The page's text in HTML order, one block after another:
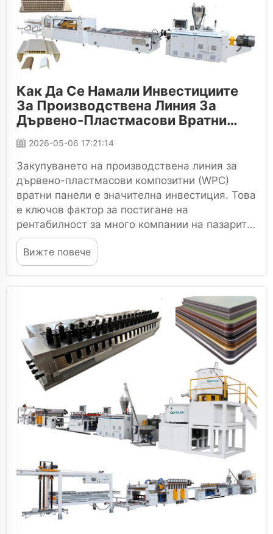
Как Да Се Намали Инвестициите
За Производствена Линия За
Дървено-Пластмасови Вратни
Панели?
2026-05-06 17:21:14
Закупуването на производствена линия за
дървено-пластмасови композитни (WPC)
вратни панели е значителна инвестиция. Това
е ключов фактор за постигане на
рентабилност за много компании на пазарите
във Виетнам, Индонезия, Саудитска Арабия
или Турция, тъй като те трябва да поддържат
своето производство...
Вижте повече